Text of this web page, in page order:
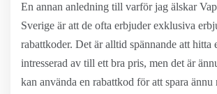
En annan anledning till varför jag älskar
Sverige är att de ofta erbjuder exklusiva
rabattkoder. Det är alltid spännande att hitta
intresserad av till ett bra pris, men det är
kan använda en rabattkod för att spara ännu